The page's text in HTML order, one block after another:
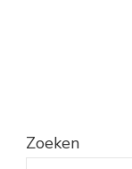
Zoeken